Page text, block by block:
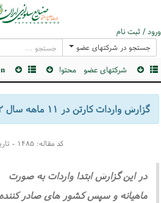
ورود / ثبت نام
جستجو در شرکتهای عضو
شرکتهای عضو محتوا
گزارش واردات کارتن در ۱۱ ماهه سال ۱۴۰۲
کد مقاله: ۱۴۸۵ - تاریخ درج: ۱۴۰۲/۱۲/۲۷ - مشاهده: ۴۰۴
در این گزارش ابتدا واردات به صورت
ماهیانه و سپس کشور های صادر